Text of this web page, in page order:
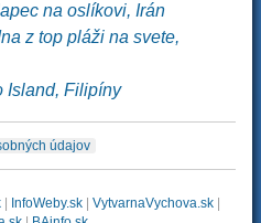
na oslíkovi, Irán
z top pláži na svete,
Island, Filipíny
údajov
| InfoWeby.sk| VytvarnaVychova.sk|